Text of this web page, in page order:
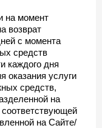
на момент
возврат
с момента
средств
каждого дня
оказания услуги
средств,
на
на Сайте/